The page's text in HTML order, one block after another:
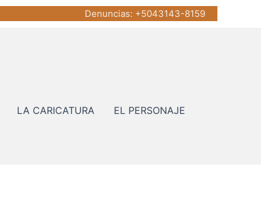
Denuncias: +5043143-8159
LA CARICATURA EL PERSONAJE